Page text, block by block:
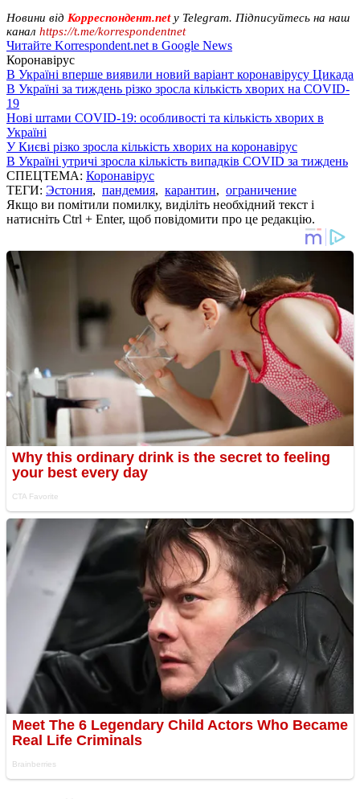
Новини від Корреспондент.netу Telegram. Підписуйтесь на наш
канал https://t.me/korrespondentnet
Читайте Korrespondent.net в Google News
Коронавірус
В Україні вперше виявили новий варіант коронавірусу Цикада
В Україні за тиждень різко зросла кількість хворих на COVID-
19
Нові штами COVID-19: особливості та кількість хворих в
Україні
У Києві різко зросла кількість хворих на коронавірус
В Україні утричі зросла кількість випадків COVID за тиждень
СПЕЦТЕМА: Коронавірус
ТЕГИ: Эстония, пандемия, карантин, ограничение
Якщо ви помітили помилку, виділіть необхідний текст і
натисніть Ctrl + Enter, щоб повідомити про це редакцію.